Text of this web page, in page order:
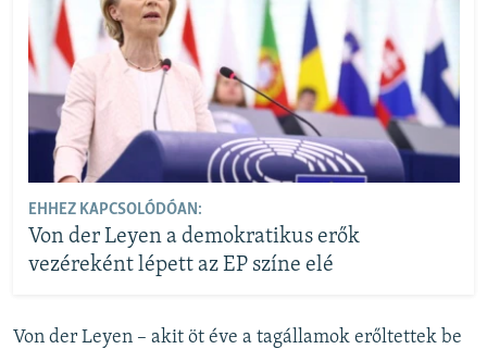
EHHEZ KAPCSOLÓDÓAN:
Von der Leyen a demokratikus erők
vezéreként lépett az EP színe elé
Von der Leyen – akit öt éve a tagállamok erőltettek be